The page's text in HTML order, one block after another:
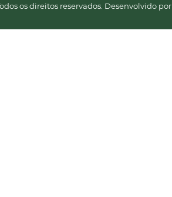
os direitos reservados. Desenvolvido por